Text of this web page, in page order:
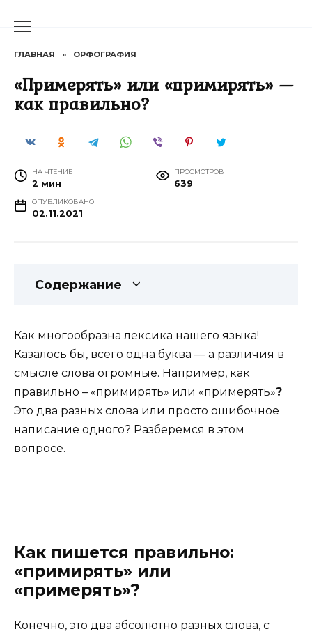
ГЛАВНАЯ » ОРФОГРАФИЯ
«Примерять» или «примирять» —
как правильно?
НА ЧТЕНИЕ
2 мин
ПРОСМОТРОВ
639
ОПУБЛИКОВАНО
02.11.2021
Содержание
Как многообразна лексика нашего языка!
Казалось бы, всего одна буква — а различия в
смысле слова огромные. Например, как
правильно – «примирять» или «примерять»?
Это два разных слова или просто ошибочное
написание одного? Разберемся в этом
вопросе.
Как пишется правильно:
«примирять» или
«примерять»?
Конечно, это два абсолютно разных слова, с